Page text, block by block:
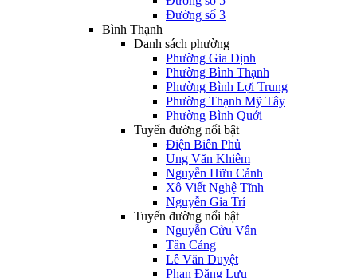
Đường số 3
Bình Thạnh
Danh sách phường
Phường Gia Định
Phường Bình Thạnh
Phường Bình Lợi Trung
Phường Thạnh Mỹ Tây
Phường Bình Quới
Tuyến đường nổi bật
Điện Biên Phủ
Ung Văn Khiêm
Nguyễn Hữu Cảnh
Xô Viết Nghệ Tĩnh
Nguyễn Gia Trí
Tuyến đường nổi bật
Nguyễn Cửu Vân
Tân Cảng
Lê Văn Duyệt
Phan Đăng Lưu